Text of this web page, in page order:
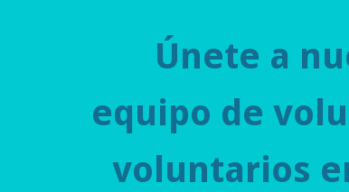
Únete a
equipo de
voluntarios